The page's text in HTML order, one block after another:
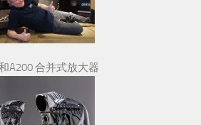
A200 合并式放大器